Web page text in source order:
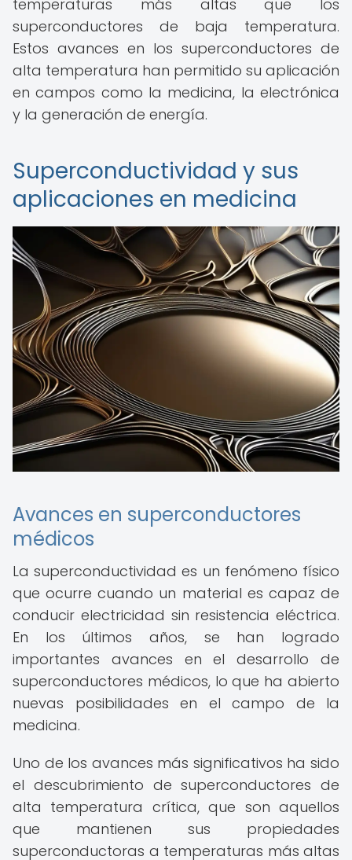
temperaturas más altas que los
superconductores de baja temperatura.
Estos avances en los superconductores de
alta temperatura han permitido su aplicación
en campos como la medicina, la electrónica
y la generación de energía.
Superconductividad y sus
aplicaciones en medicina
Avances en superconductores
médicos
La superconductividad es un fenómeno físico
que ocurre cuando un material es capaz de
conducir electricidad sin resistencia eléctrica.
En los últimos años, se han logrado
importantes avances en el desarrollo de
superconductores médicos, lo que ha abierto
nuevas posibilidades en el campo de la
medicina.
Uno de los avances más significativos ha sido
el descubrimiento de superconductores de
alta temperatura crítica, que son aquellos
que mantienen sus propiedades
superconductoras a temperaturas más altas